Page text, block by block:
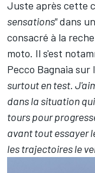
Juste après cette
sensations"dans
consacré à la
moto. Il s'est
Pecco Bagnaia sur
surtout en test.
dans la situation
tours pour
avant tout essayer
les trajectoires le